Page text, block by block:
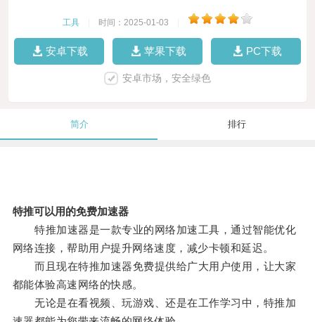
工具 时间：2025-01-03
安卓下载 苹果下载 PC下载
安卓市场，安全绿色
简介 排行
特推可以用的免费加速器
特推加速器是一款专业的网络加速工具，通过智能优化
网络连接，帮助用户提升网络速度，减少卡顿和延迟。
而且现在特推加速器免费提供给广大用户使用，让大家
都能体验高速网络的快感。
无论是在看视频、玩游戏、还是在工作学习中，特推加